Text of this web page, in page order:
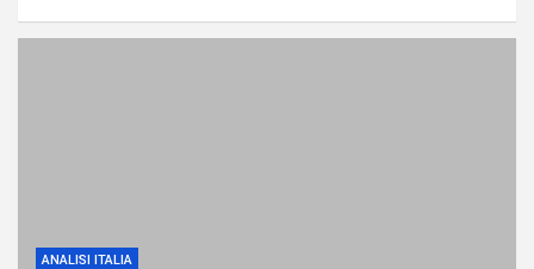
ANALISI ITALIA